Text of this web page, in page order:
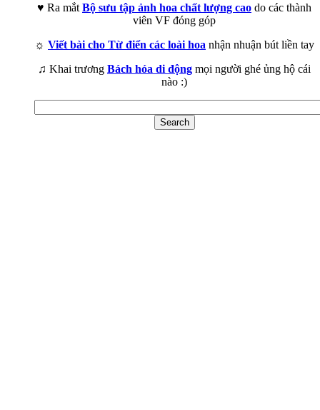
♥ Ra mắt Bộ sưu tập ảnh hoa chất lượng cao do các thành
viên VF đóng góp
☼ Viết bài cho Từ điển các loài hoa nhận nhuận bút liền tay
♫ Khai trương Bách hóa di động mọi người ghé ủng hộ cái
nào :)